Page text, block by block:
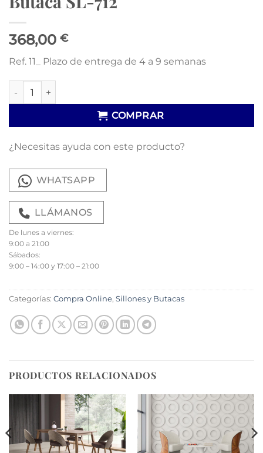
368,00 €
Ref. 11_ Plazo de entrega de 4 a 9 semanas
Butaca SL-712 cantidad
COMPRAR
¿Necesitas ayuda con este producto?
WHATSAPP
LLÁMANOS
De lunes a viernes:
9:00 a 21:00
Sábados:
9:00 – 14:00 y 17:00 – 21:00
Categorías: Compra Online, Sillones y Butacas
PRODUCTOS RELACIONADOS